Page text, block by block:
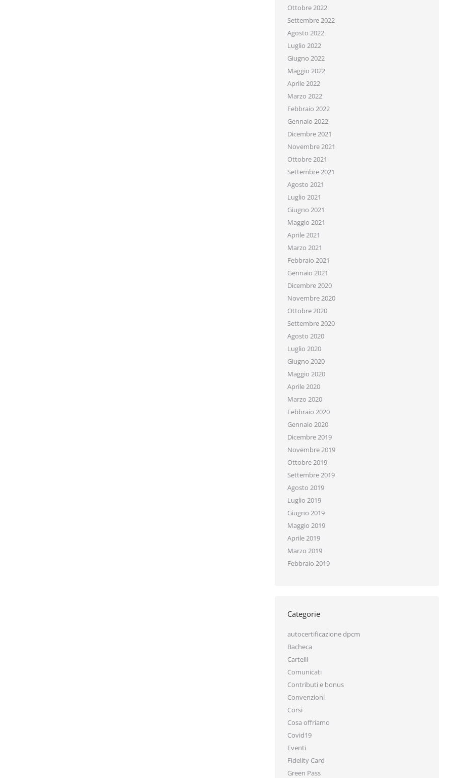
Ottobre 2022
Settembre 2022
Agosto 2022
Luglio 2022
Giugno 2022
Maggio 2022
Aprile 2022
Marzo 2022
Febbraio 2022
Gennaio 2022
Dicembre 2021
Novembre 2021
Ottobre 2021
Settembre 2021
Agosto 2021
Luglio 2021
Giugno 2021
Maggio 2021
Aprile 2021
Marzo 2021
Febbraio 2021
Gennaio 2021
Dicembre 2020
Novembre 2020
Ottobre 2020
Settembre 2020
Agosto 2020
Luglio 2020
Giugno 2020
Maggio 2020
Aprile 2020
Marzo 2020
Febbraio 2020
Gennaio 2020
Dicembre 2019
Novembre 2019
Ottobre 2019
Settembre 2019
Agosto 2019
Luglio 2019
Giugno 2019
Maggio 2019
Aprile 2019
Marzo 2019
Febbraio 2019
Categorie
autocertificazione dpcm
Bacheca
Cartelli
Comunicati
Contributi e bonus
Convenzioni
Corsi
Cosa offriamo
Covid19
Eventi
Fidelity Card
Green Pass